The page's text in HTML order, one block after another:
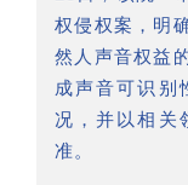
权侵权案，明
然人声音权益
成声音可识别
况，并以相关
准。